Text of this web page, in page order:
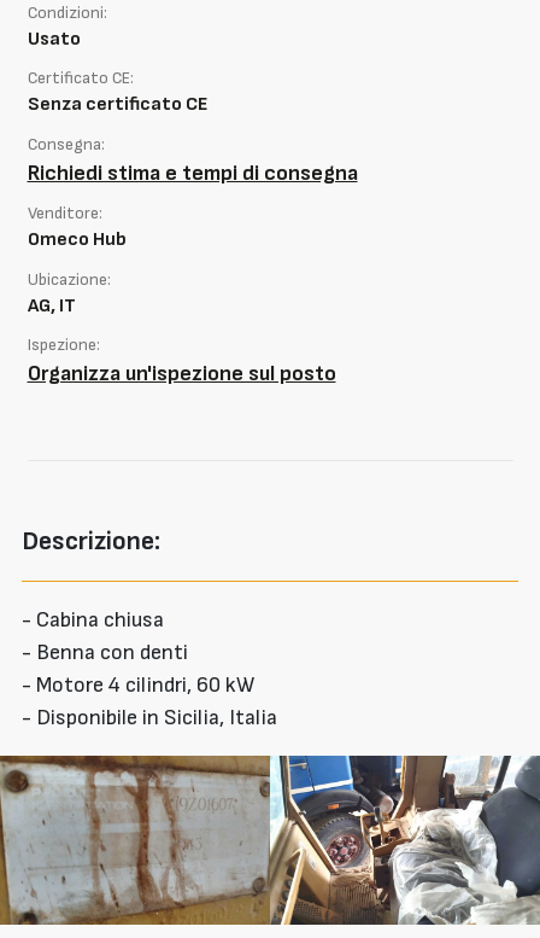
Descrizione:
- Cabina chiusa
- Benna con denti
- Motore 4 cilindri, 60 kW
- Disponibile in Sicilia, Italia
Condizioni:
Usato
Certificato CE:
Senza certificato CE
Consegna:
Richiedi stima e tempi di consegna
Venditore:
Omeco Hub
Ubicazione:
AG, IT
Ispezione:
Organizza un'ispezione sul posto